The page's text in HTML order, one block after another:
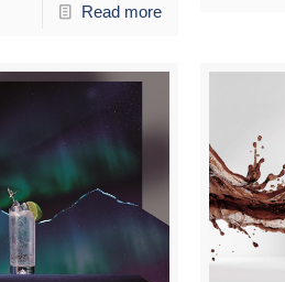
Read more